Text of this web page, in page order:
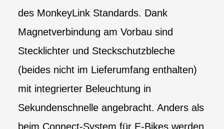
des MonkeyLink Standards. Dank
Magnetverbindung am Vorbau sind
Stecklichter und Steckschutzbleche
(beides nicht im Lieferumfang enthalten)
mit integrierter Beleuchtung in
Sekundenschnelle angebracht. Anders als
beim Connect-System für E-Bikes werden